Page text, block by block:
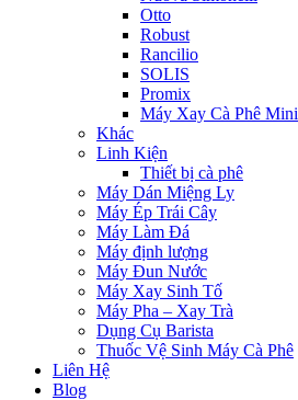
Otto
Robust
Rancilio
SOLIS
Promix
Máy Xay Cà Phê Mini
Khác
Linh Kiện
Thiết bị cà phê
Máy Dán Miệng Ly
Máy Ép Trái Cây
Máy Làm Đá
Máy định lượng
Máy Đun Nước
Máy Xay Sinh Tố
Máy Pha – Xay Trà
Dụng Cụ Barista
Thuốc Vệ Sinh Máy Cà Phê
Liên Hệ
Blog